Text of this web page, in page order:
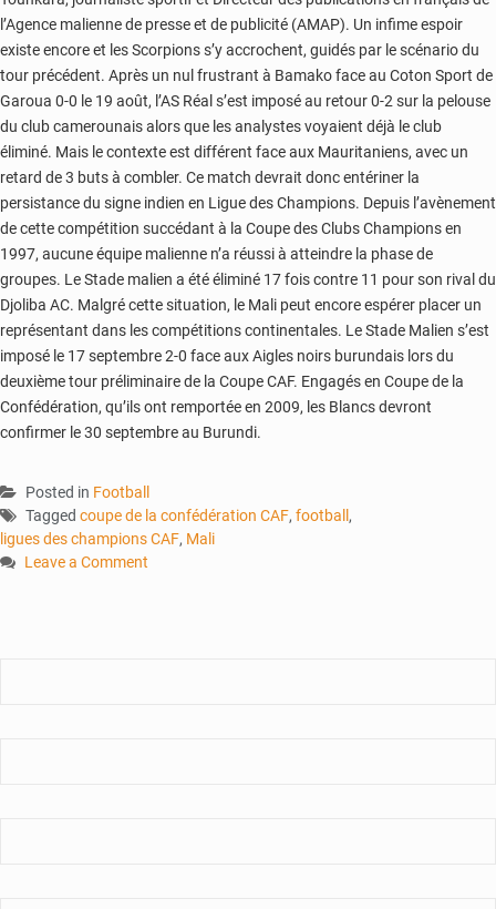
l’Agence malienne de presse et de publicité (AMAP). Un infime espoir
existe encore et les Scorpions s’y accrochent, guidés par le scénario du
tour précédent. Après un nul frustrant à Bamako face au Coton Sport de
Garoua 0-0 le 19 août, l’AS Réal s’est imposé au retour 0-2 sur la pelouse
du club camerounais alors que les analystes voyaient déjà le club
éliminé. Mais le contexte est différent face aux Mauritaniens, avec un
retard de 3 buts à combler. Ce match devrait donc entériner la
persistance du signe indien en Ligue des Champions. Depuis l’avènement
de cette compétition succédant à la Coupe des Clubs Champions en
1997, aucune équipe malienne n’a réussi à atteindre la phase de
groupes. Le Stade malien a été éliminé 17 fois contre 11 pour son rival du
Djoliba AC. Malgré cette situation, le Mali peut encore espérer placer un
représentant dans les compétitions continentales. Le Stade Malien s’est
imposé le 17 septembre 2-0 face aux Aigles noirs burundais lors du
deuxième tour préliminaire de la Coupe CAF. Engagés en Coupe de la
Confédération, qu’ils ont remportée en 2009, les Blancs devront
confirmer le 30 septembre au Burundi.
Posted in Football
Tagged coupe de la confédération CAF, football ,
ligues des champions CAF, Mali
Leave a Comment